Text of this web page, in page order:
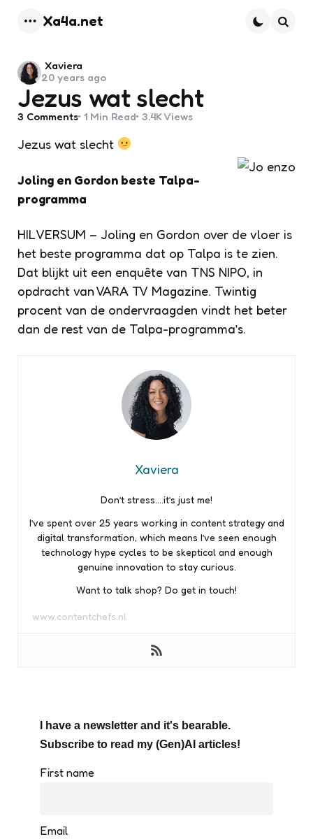
Xa4a.net
Jezus wat slecht
Posted
by
Xaviera
20 years ago
3 Comments 1 Min Read 3.4K Views
Jezus wat slecht
Joling en Gordon beste Talpa-
programma
HILVERSUM – Joling en Gordon over de vloer is
het beste programma dat op Talpa is te zien.
Dat blijkt uit een enquête van TNS NIPO, in
opdracht van VARA TV Magazine. Twintig
procent van de ondervraagden vindt het beter
dan de rest van de Talpa-programma’s.
Xaviera
Don’t stress….it’s just me!
I’ve spent over 25 years working in content strategy and
digital transformation, which means I’ve seen enough
technology hype cycles to be skeptical and enough
genuine innovation to stay curious.
Want to talk shop? Do get in touch!
www.contentchefs.nl
I have a newsletter and it's bearable.
Subscribe to read my (Gen)AI articles!
First name
Email